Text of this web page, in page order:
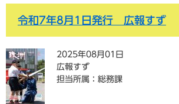
令和7年8月1日発行 広報すず
2025年08月01日
広報すず
担当所属：総務課